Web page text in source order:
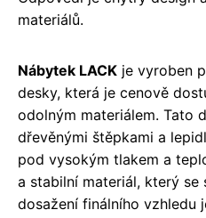
materiálů.
Nábytek LACK je vyroben
desky, která je cenově
odolným materiálem. Tato
dřevěnými štěpkami a
pod vysokým tlakem a
a stabilní materiál, který se
dosažení finálního vzhledu